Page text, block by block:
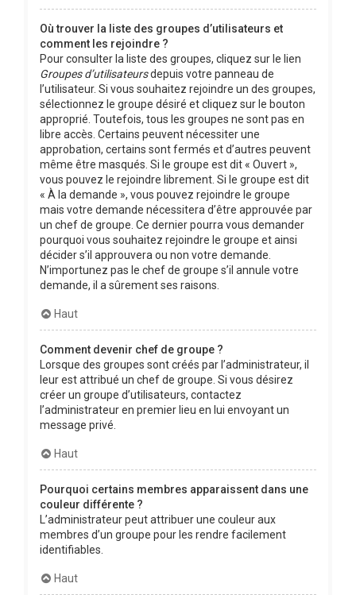
Où trouver la liste des groupes d’utilisateurs et
comment les rejoindre ?
Pour consulter la liste des groupes, cliquez sur le lien
Groupes d’utilisateursdepuis votre panneau de
l’utilisateur. Si vous souhaitez rejoindre un des groupes,
sélectionnez le groupe désiré et cliquez sur le bouton
approprié. Toutefois, tous les groupes ne sont pas en
libre accès. Certains peuvent nécessiter une
approbation, certains sont fermés et d’autres peuvent
même être masqués. Si le groupe est dit « Ouvert »,
vous pouvez le rejoindre librement. Si le groupe est dit
« À la demande », vous pouvez rejoindre le groupe
mais votre demande nécessitera d’être approuvée par
un chef de groupe. Ce dernier pourra vous demander
pourquoi vous souhaitez rejoindre le groupe et ainsi
décider s’il approuvera ou non votre demande.
N’importunez pas le chef de groupe s’il annule votre
demande, il a sûrement ses raisons.
Haut
Comment devenir chef de groupe ?
Lorsque des groupes sont créés par l’administrateur, il
leur est attribué un chef de groupe. Si vous désirez
créer un groupe d’utilisateurs, contactez
l’administrateur en premier lieu en lui envoyant un
message privé.
Haut
Pourquoi certains membres apparaissent dans une
couleur différente ?
L’administrateur peut attribuer une couleur aux
membres d’un groupe pour les rendre facilement
identifiables.
Haut